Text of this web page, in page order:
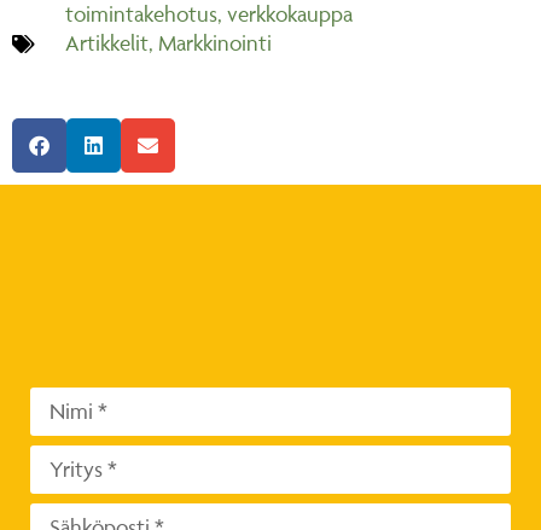
toimintakehotus, verkkokauppa
Artikkelit, Markkinointi